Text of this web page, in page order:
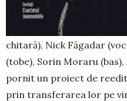
chi­tară), Nick Făgadar
(tobe), So­rin Moraru
pornit un pro­iect de
prin transferarea lor pe